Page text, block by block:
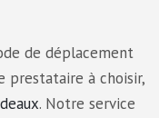
de déplacement
prestataire à choisir,
. Notre service